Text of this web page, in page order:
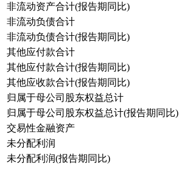
非流动资产合计(报告期同比)
非流动负债合计
非流动负债合计(报告期同比)
其他应付款合计
其他应付款合计(报告期同比)
其他应收款合计(报告期同比)
归属于母公司股东权益总计
归属于母公司股东权益总计(报告期同比)
交易性金融资产
未分配利润
未分配利润(报告期同比)